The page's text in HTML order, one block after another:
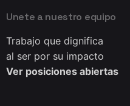
Unete a nuestro equipo
Trabajo que dignifica
al ser por su impacto
Ver posiciones abiertas